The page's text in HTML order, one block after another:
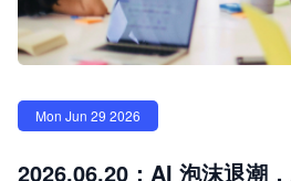
Mon Jun 29 2026
2026.06.20：AI 泡沫退潮